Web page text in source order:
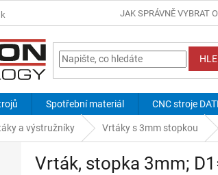
JAK SPRÁVNĚ VYBRAT
Spotřební materiál CNC stroje
a výstružníky Vrtáky s 3mm stopkou
Vrták, stopka 3mm;